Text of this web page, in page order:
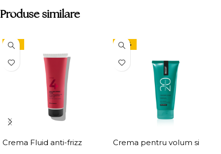
Produse similare
-15%
Crema Fluid anti-frizz
-24%
Crema pentru volum si